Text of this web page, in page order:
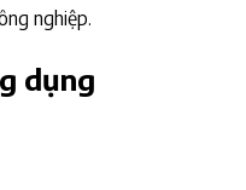
nghiệp.
dụng